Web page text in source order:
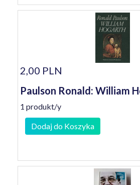
2,00 PLN
Paulson Ronald: William
1 produkt/y
Dodaj do Koszyka